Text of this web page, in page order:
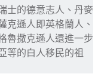
士的德意志人、丹麥
克遜人即英格蘭人、
魯撒克遜人還進一步
等的白人移民的祖